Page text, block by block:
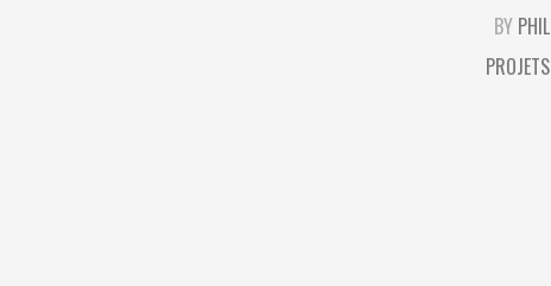
BY PHIL
PROJETS